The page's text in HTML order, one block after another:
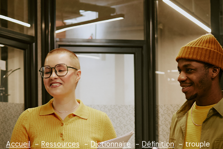
Accueil Ressources Dictionnaire Définition trouple